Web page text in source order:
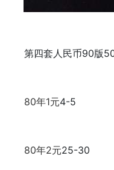
第四套人民币90版50
80年1元4-5
80年2元25-30